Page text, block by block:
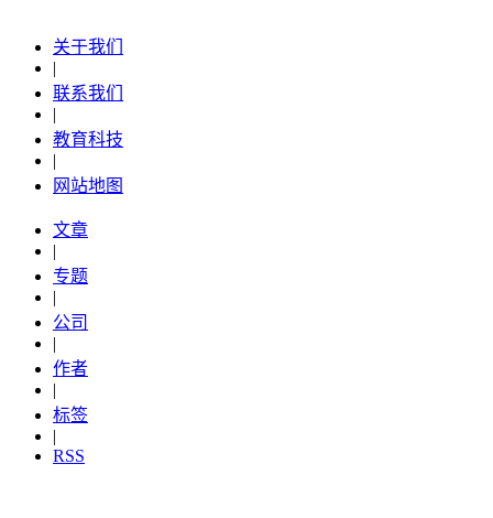
关于我们
|
联系我们
|
教育科技
|
网站地图
文章
|
专题
|
公司
|
作者
|
标签
|
RSS